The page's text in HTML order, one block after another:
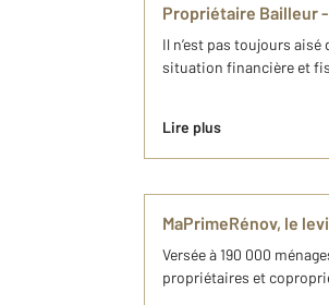
Propriétaire Bailleur
Il n’est pas toujours
situation financière et
Lire plus
MaPrimeRénov, le
Versée à 190 000
propriétaires et